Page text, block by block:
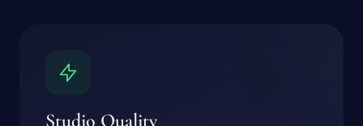
Studio Quality